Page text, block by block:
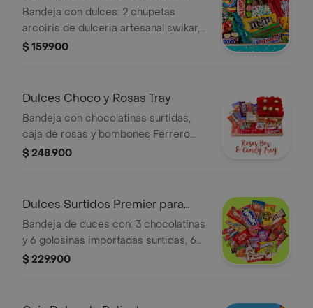
Bandeja con dulces: 2 chupetas
arcoiris de dulceria artesanal swikar,
4 chocolatinas importadas surtidas, 2
de la barra pick n mix. la presentación
o alguno de los productos pueden
variar según disponibilidad.
$ 159.900
Dulces Choco y Rosas Tray
Bandeja con chocolatinas surtidas,
caja de rosas y bombones Ferrero
Rocher. La presentación o productos
$ 248.900
Dulces Surtidos Premier para
Compartir
Bandeja de duces con: 3 chocolatinas
y 6 golosinas importadas surtidas, 6
golosinas fun size, 2 air heads, 1 push
productos pueden variar según
$ 229.900